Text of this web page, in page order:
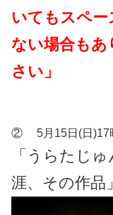
いてもスペー
ない場合も
さい」
② 5月15日(日)17
「うらたじ
涯、その作品」